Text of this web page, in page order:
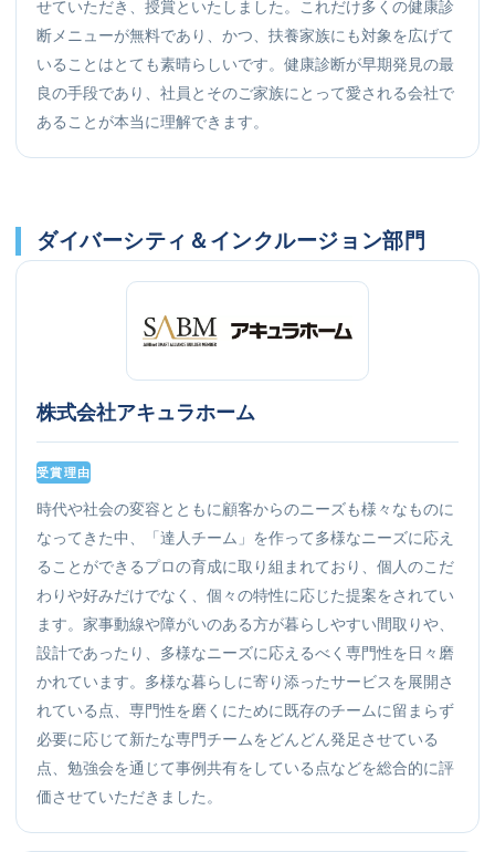
せていただき、授賞といたしました。これだけ多くの健康診
断メニューが無料であり、かつ、扶養家族にも対象を広げて
いることはとても素晴らしいです。健康診断が早期発見の最
良の手段であり、社員とそのご家族にとって愛される会社で
あることが本当に理解できます。
ダイバーシティ＆インクルージョン部門
株式会社アキュラホーム
受賞理由
時代や社会の変容とともに顧客からのニーズも様々なものに
なってきた中、「達人チーム」を作って多様なニーズに応え
ることができるプロの育成に取り組まれており、個人のこだ
わりや好みだけでなく、個々の特性に応じた提案をされてい
ます。家事動線や障がいのある方が暮らしやすい間取りや、
設計であったり、多様なニーズに応えるべく専門性を日々磨
かれています。多様な暮らしに寄り添ったサービスを展開さ
れている点、専門性を磨くにために既存のチームに留まらず
必要に応じて新たな専門チームをどんどん発足させている
点、勉強会を通じて事例共有をしている点などを総合的に評
価させていただきました。